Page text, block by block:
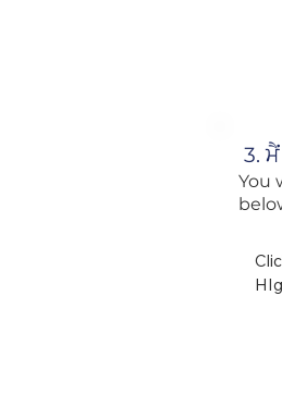
3.
You